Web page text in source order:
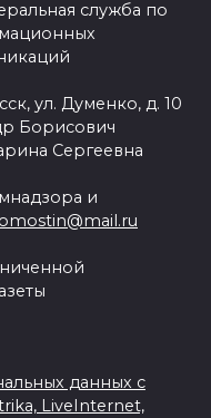
служба по
ул. Думенко, д. 10
Борисович
Сергеевна
и
данных с
LiveInternet,